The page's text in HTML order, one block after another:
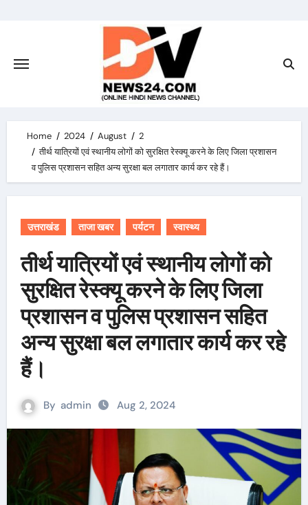
Home 2024 August
2
तीर्थ यात्रियों एवं स्थानीय लोगों को सुरक्षित रेस्क्यू करने के लिए जिला प्रशासन
व पुलिस प्रशासन सहित अन्य सुरक्षा बल लगातार कार्य कर रहे हैं।
उत्तराखंड ताजा खबर पर्यटन स्वास्थ्य
तीर्थ यात्रियों एवं स्थानीय लोगों को
सुरक्षित रेस्क्यू करने के लिए जिला
प्रशासन व पुलिस प्रशासन सहित
अन्य सुरक्षा बल लगातार कार्य कर रहे
हैं।
By admin Aug 2, 2024